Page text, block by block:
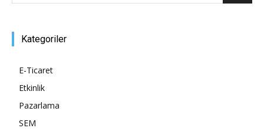
Kategoriler
E-Ticaret
Etkinlik
Pazarlama
SEM